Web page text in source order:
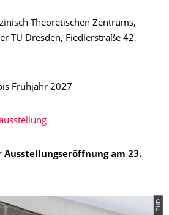
Theoretischen Zentrums,
TU Dresden, Fiedlerstraße 42,
Frühjahr 2027
Ausstellungseröffnung am 23.